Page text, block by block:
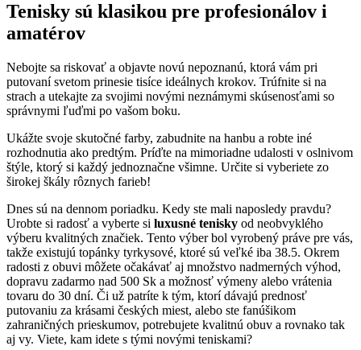
Tenisky sú klasikou pre profesionálov i
amatérov
Nebojte sa riskovať a objavte novú nepoznanú, ktorá vám pri
putovaní svetom prinesie tisíce ideálnych krokov. Trúfnite si na
strach a utekajte za svojimi novými neznámymi skúsenosťami so
správnymi ľuďmi po vašom boku.
Ukážte svoje skutočné farby, zabudnite na hanbu a robte iné
rozhodnutia ako predtým. Príďte na mimoriadne udalosti v oslnivom
štýle, ktorý si každý jednoznačne všimne. Určite si vyberiete zo
širokej škály rôznych farieb!
Dnes sú na dennom poriadku. Kedy ste mali naposledy pravdu?
Urobte si radosť a vyberte si luxusné tenisky od neobvyklého
výberu kvalitných značiek. Tento výber bol vyrobený práve pre vás,
takže existujú topánky tyrkysové, ktoré sú veľké iba 38.5. Okrem
radosti z obuvi môžete očakávať aj množstvo nadmerných výhod,
dopravu zadarmo nad 500 Sk a možnosť výmeny alebo vrátenia
tovaru do 30 dní. Či už patríte k tým, ktorí dávajú prednosť
putovaniu za krásami českých miest, alebo ste fanúšikom
zahraničných prieskumov, potrebujete kvalitnú obuv a rovnako tak
aj vy. Viete, kam idete s tými novými teniskami?